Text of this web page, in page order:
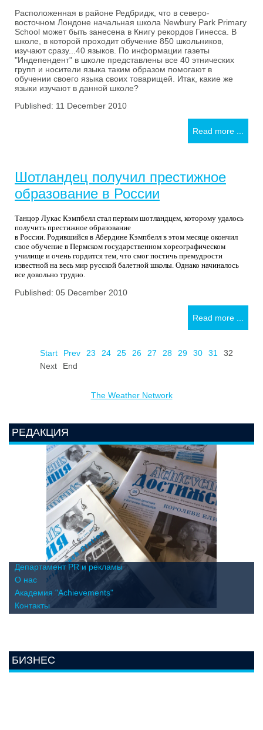
Расположенная в районе Редбридж, что в северо-
восточном Лондоне начальная школа Newbury Park Primary
School может быть занесена в Книгу рекордов Гинесса. В
школе, в которой проходит обучение 850 школьников,
изучают сразу...40 языков. По информации газеты
"Индепендент" в школе представлены все 40 этнических
групп и носители языка таким образом помогают в
обучении своего языка своих товарищей. Итак, какие же
языки изучают в данной школе?
Published: 11 December 2010
Read more ...
Шотландец получил престижное
образование в России
Танцор Лукас Кэмпбелл стал первым шотландцем, которому удалось
получить престижное образование
в России. Родившийся в Абердине Кэмпбелл в этом месяце окончил
свое обучение в Пермском государственном хореографическом
училище и очень гордится тем, что смог постичь премудрости
известной на весь мир русской балетной школы. Однако начиналось
все довольно трудно.
Published: 05 December 2010
Read more ...
Start Prev 23 24 25 26 27 28 29 30 31
32
Next
End
The Weather Network
РЕДАКЦИЯ
Департамент PR и рекламы
О нас
Академия "Achievements"
Контакты
БИЗНЕС